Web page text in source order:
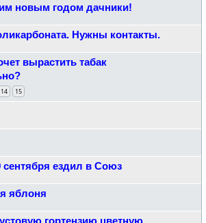
новым годом дачники!
Нужны контакты.
вырастить табак
14 15
сентября ездил в Союз
яблоня
гортензию цветную